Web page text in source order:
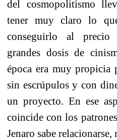
del cosmopolitismo
tener muy claro lo
conseguirlo al precio
grandes dosis de
época era muy propicia
sin escrúpulos y con
un proyecto. En ese
coincide con los
Jenaro sabe relacionarse,